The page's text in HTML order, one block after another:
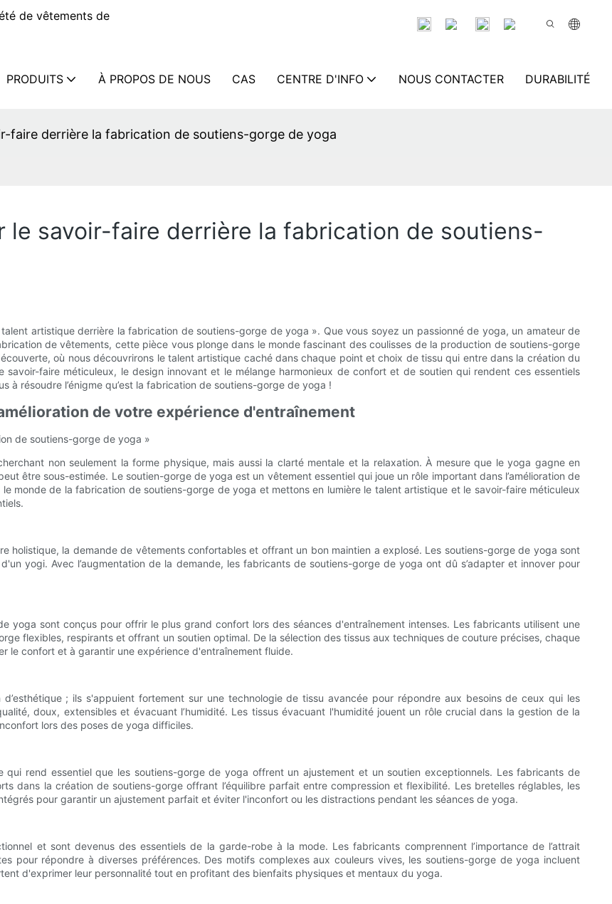
de vêtements de
PRODUITS À PROPOS DE NOUS CAS CENTRE D'INFO NOUS CONTACTER DURABILITÉ
faire derrière la fabrication de soutiens-gorge de yoga
le savoir-faire derrière la fabrication de soutiens-
artistique derrière la fabrication de soutiens-gorge de yoga ». Que vous soyez un passionné de yoga, un amateur de
de vêtements, cette pièce vous plonge dans le monde fascinant des coulisses de la production de soutiens-gorge
où nous découvrirons le talent artistique caché dans chaque point et choix de tissu qui entre dans la création du
faire méticuleux, le design innovant et le mélange harmonieux de confort et de soutien qui rendent ces essentiels
résoudre l’énigme qu’est la fabrication de soutiens-gorge de yoga !
de votre expérience d'entraînement
de soutiens-gorge de yoga »
non seulement la forme physique, mais aussi la clarté mentale et la relaxation. À mesure que le yoga gagne en
être sous-estimée. Le soutien-gorge de yoga est un vêtement essentiel qui joue un rôle important dans l’amélioration de
le monde de la fabrication de soutiens-gorge de yoga et mettons en lumière le talent artistique et le savoir-faire méticuleux
holistique, la demande de vêtements confortables et offrant un bon maintien a explosé. Les soutiens-gorge de yoga sont
yogi. Avec l’augmentation de la demande, les fabricants de soutiens-gorge de yoga ont dû s’adapter et innover pour
yoga sont conçus pour offrir le plus grand confort lors des séances d'entraînement intenses. Les fabricants utilisent une
flexibles, respirants et offrant un soutien optimal. De la sélection des tissus aux techniques de couture précises, chaque
le confort et à garantir une expérience d'entraînement fluide.
; ils s'appuient fortement sur une technologie de tissu avancée pour répondre aux besoins de ceux qui les
doux, extensibles et évacuant l’humidité. Les tissus évacuant l'humidité jouent un rôle crucial dans la gestion de la
lors des poses de yoga difficiles.
rend essentiel que les soutiens-gorge de yoga offrent un ajustement et un soutien exceptionnels. Les fabricants de
dans la création de soutiens-gorge offrant l’équilibre parfait entre compression et flexibilité. Les bretelles réglables, les
pour garantir un ajustement parfait et éviter l'inconfort ou les distractions pendant les séances de yoga.
et sont devenus des essentiels de la garde-robe à la mode. Les fabricants comprennent l’importance de l’attrait
pour répondre à diverses préférences. Des motifs complexes aux couleurs vives, les soutiens-gorge de yoga incluent
d'exprimer leur personnalité tout en profitant des bienfaits physiques et mentaux du yoga.